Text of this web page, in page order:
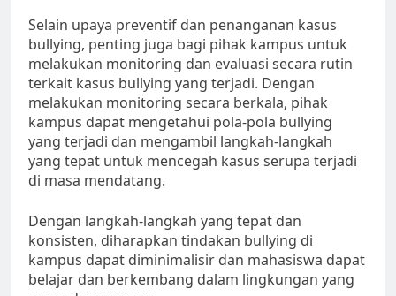
Selain upaya preventif dan penanganan kasus
bullying, penting juga bagi pihak kampus untuk
melakukan monitoring dan evaluasi secara rutin
terkait kasus bullying yang terjadi. Dengan
melakukan monitoring secara berkala, pihak
kampus dapat mengetahui pola-pola bullying
yang terjadi dan mengambil langkah-langkah
yang tepat untuk mencegah kasus serupa terjadi
di masa mendatang.
Dengan langkah-langkah yang tepat dan
konsisten, diharapkan tindakan bullying di
kampus dapat diminimalisir dan mahasiswa dapat
belajar dan berkembang dalam lingkungan yang